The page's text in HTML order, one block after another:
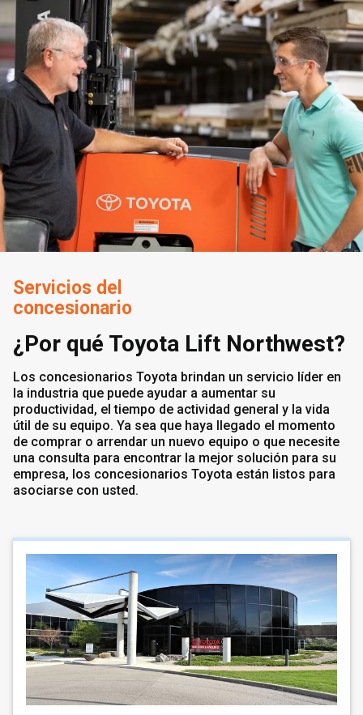
Servicios del
concesionario
¿Por qué Toyota Lift Northwest?
Los concesionarios Toyota brindan un servicio líder en
la industria que puede ayudar a aumentar su
productividad, el tiempo de actividad general y la vida
útil de su equipo. Ya sea que haya llegado el momento
de comprar o arrendar un nuevo equipo o que necesite
una consulta para encontrar la mejor solución para su
empresa, los concesionarios Toyota están listos para
asociarse con usted.